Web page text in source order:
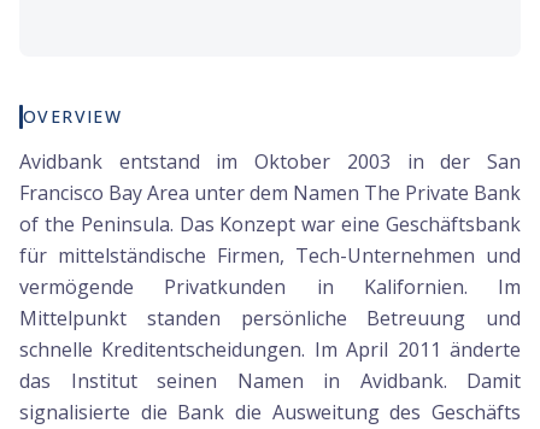
OVERVIEW
Avidbank entstand im Oktober 2003 in der San
Francisco Bay Area unter dem Namen The Private Bank
of the Peninsula. Das Konzept war eine Geschäftsbank
für mittelständische Firmen, Tech-Unternehmen und
vermögende Privatkunden in Kalifornien. Im
Mittelpunkt standen persönliche Betreuung und
schnelle Kreditentscheidungen. Im April 2011 änderte
das Institut seinen Namen in Avidbank. Damit
signalisierte die Bank die Ausweitung des Geschäfts